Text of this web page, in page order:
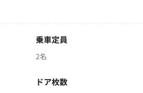
乗車定員
2名
ドア枚数